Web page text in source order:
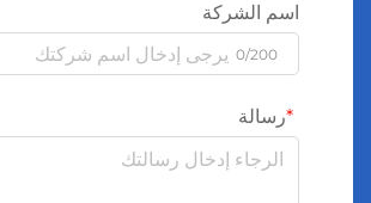
اسم الشركة
0/200
رسالة